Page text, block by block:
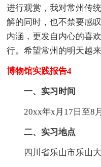
进行观赏，我对常州传
解的同时，也不禁要感
内涵，更发自内心的喜
行。希望常州的明天越来
博物馆实践报告4
一、实习时间
20xx年x月17日至8
二、实习地点
四川省乐山市乐山大